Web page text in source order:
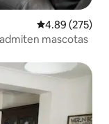
Calificación
4.89 (275)
mascotas